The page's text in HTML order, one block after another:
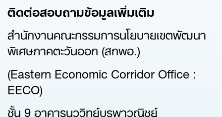
ติดต่อสอบถามข้อมูลเพิ่มเติม
สำนักงานคณะกรรมการนโยบายเขตพัฒนา
พิเศษภาคตะวันออก (สกพอ.)
(Eastern Economic Corridor Office :
EECO)
ชั้น 9 อาคารนววิทย์บูรพาวณิชย์